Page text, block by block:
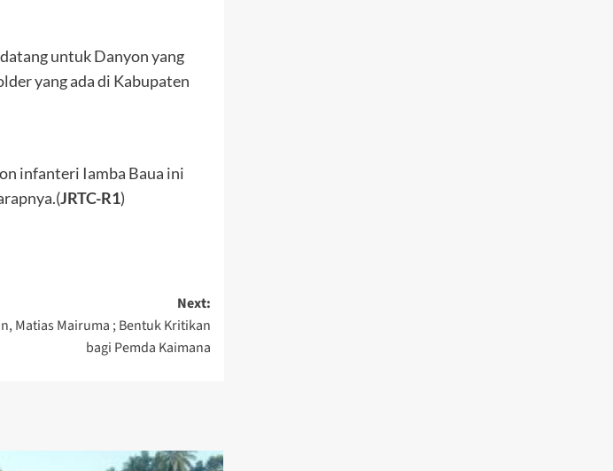
untuk Danyon yang
yang ada di Kabupaten
infanteri Iamba Baua ini
JRTC-R1)
Next:
Matias Mairuma ; Bentuk Kritikan
bagi Pemda Kaimana